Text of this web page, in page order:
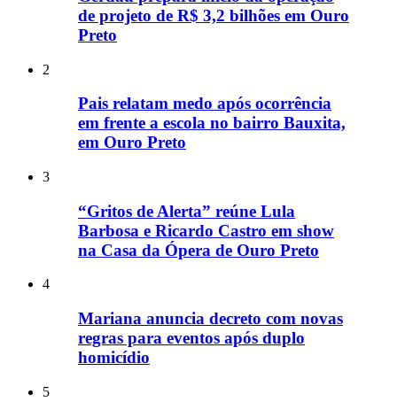
de projeto de R$ 3,2 bilhões em Ouro
Preto
2
Pais relatam medo após ocorrência
em frente a escola no bairro Bauxita,
em Ouro Preto
3
“Gritos de Alerta” reúne Lula
Barbosa e Ricardo Castro em show
na Casa da Ópera de Ouro Preto
4
Mariana anuncia decreto com novas
regras para eventos após duplo
homicídio
5